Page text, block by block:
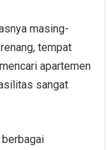
masing-
tempat
apartemen
sangat